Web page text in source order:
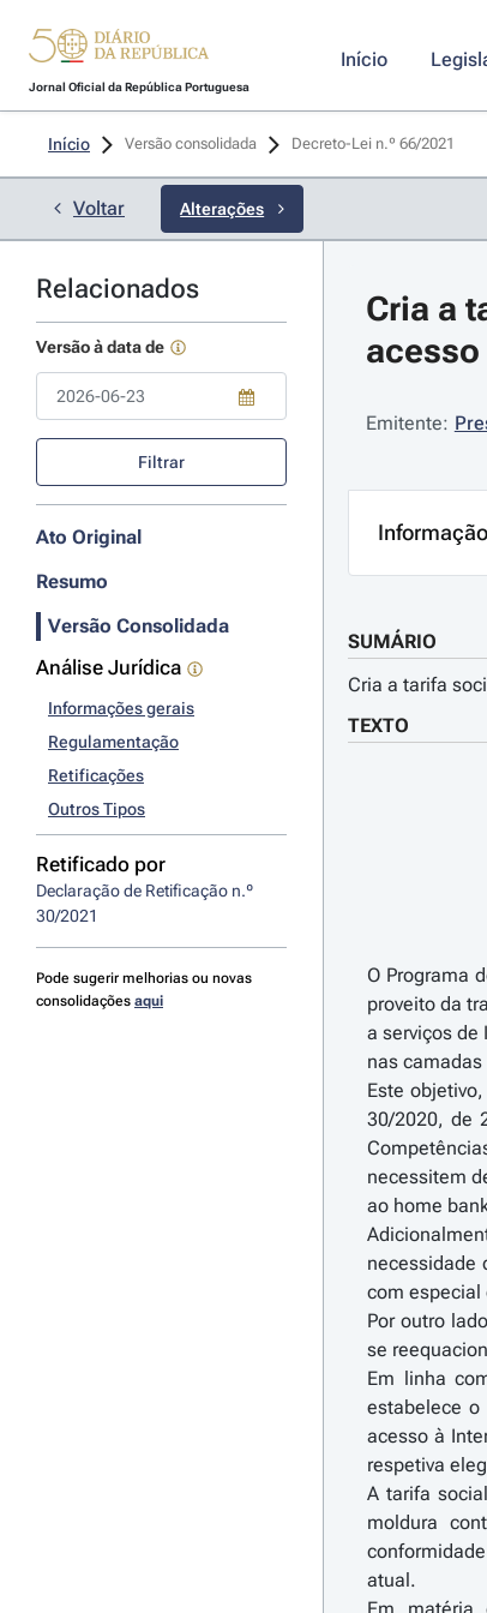
Jornal Oficial da República Portuguesa
Início
Início Versão consolidada Decreto-Lei n.º 66/2021
Voltar Alterações
Relacionados
Versão à data de
Use a tecla de seta para baixo para abrir o calendário; Use
Filtrar
Ato Original
Resumo
Versão Consolidada
Análise Jurídica
Informações gerais
Regulamentação
Retificações
Outros Tipos
Retificado por
Declaração de Retificação n.º
30/2021
Pode sugerir melhorias ou novas
consolidações aqui
Cria a
Emitente:
SUMÁRIO
Cria a tarifa
TEXTO
O Programa
proveito da
a serviços
nas
Este
30/2020, de
necessitem
ao home
necessidade
com especial
Por outro
se
Em linha
estabelece
acesso à
respetiva
A tarifa
moldura
atual.